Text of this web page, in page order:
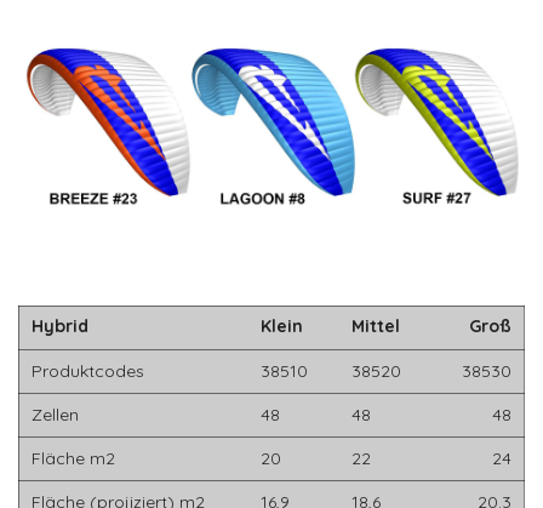
Hybrid Klein Mittel Groß
Produktcodes 38510 38520
38530
Zellen
48 48
48
Fläche m2
20 22
24
Fläche (projiziert) m2
16,9 18,6
20.3